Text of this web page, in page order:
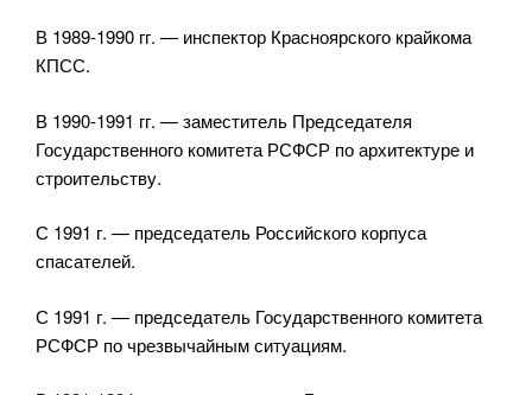
В 1989-1990 гг. — инспектор Красноярского крайкома
КПСС.
В 1990-1991 гг. — заместитель Председателя
Государственного комитета РСФСР по архитектуре и
строительству.
С 1991 г. — председатель Российского корпуса
спасателей.
С 1991 г. — председатель Государственного комитета
РСФСР по чрезвычайным ситуациям.